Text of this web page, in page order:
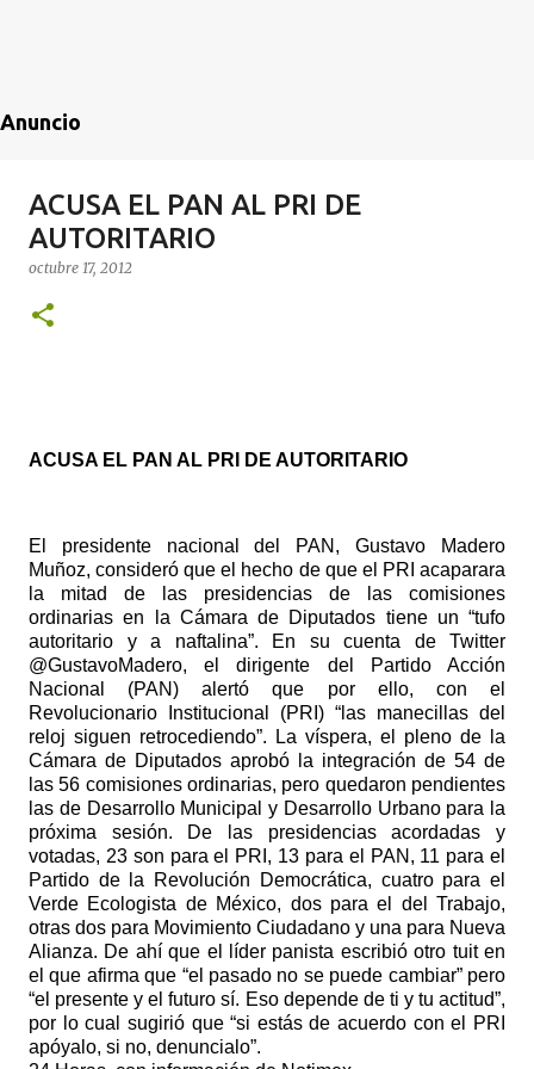
Anuncio
ACUSA EL PAN AL PRI DE
AUTORITARIO
octubre 17, 2012
ACUSA EL PAN AL PRI DE AUTORITARIO
El presidente nacional del PAN, Gustavo Madero
Muñoz, consideró que el hecho de que el PRI acaparara
la mitad de las presidencias de las comisiones
ordinarias en la Cámara de Diputados tiene un “tufo
autoritario y a naftalina”. En su cuenta de Twitter
@GustavoMadero, el dirigente del Partido Acción
Nacional (PAN) alertó que por ello, con el
Revolucionario Institucional (PRI) “las manecillas del
reloj siguen retrocediendo”. La víspera, el pleno de la
Cámara de Diputados aprobó la integración de 54 de
las 56 comisiones ordinarias, pero quedaron pendientes
las de Desarrollo Municipal y Desarrollo Urbano para la
próxima sesión. De las presidencias acordadas y
votadas, 23 son para el PRI, 13 para el PAN, 11 para el
Partido de la Revolución Democrática, cuatro para el
Verde Ecologista de México, dos para el del Trabajo,
otras dos para Movimiento Ciudadano y una para Nueva
Alianza. De ahí que el líder panista escribió otro tuit en
el que afirma que “el pasado no se puede cambiar” pero
“el presente y el futuro sí. Eso depende de ti y tu actitud”,
por lo cual sugirió que “si estás de acuerdo con el PRI
apóyalo, si no, denuncialo”.